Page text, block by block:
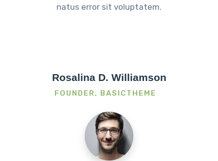
natus error sit voluptatem.
Rosalina D. Williamson
FOUNDER, BASICTHEME